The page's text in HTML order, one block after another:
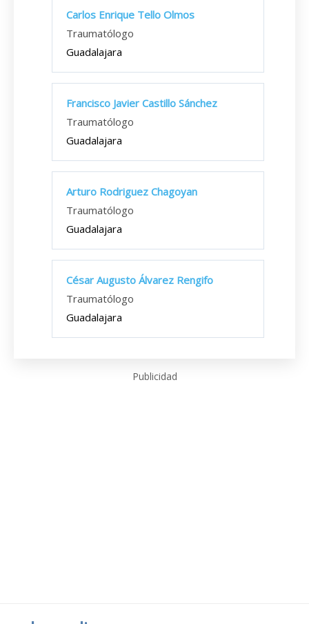
Carlos Enrique Tello Olmos
Traumatólogo
Guadalajara
Francisco Javier Castillo Sánchez
Traumatólogo
Guadalajara
Arturo Rodriguez Chagoyan
Traumatólogo
Guadalajara
César Augusto Álvarez Rengifo
Traumatólogo
Guadalajara
Publicidad